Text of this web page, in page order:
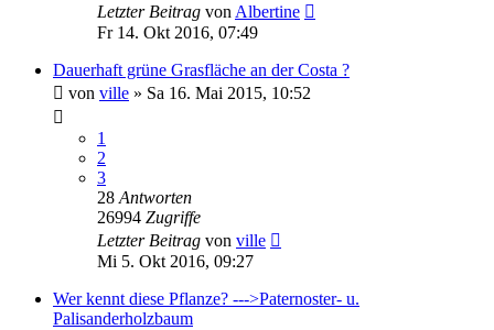
Letzter Beitrag von Albertine
Fr 14. Okt 2016, 07:49
Dauerhaft grüne Grasfläche an der Costa ?
von ville » Sa 16. Mai 2015, 10:52
1
2
3
28 Antworten
26994 Zugriffe
Letzter Beitrag von ville
Mi 5. Okt 2016, 09:27
Wer kennt diese Pflanze? --->Paternoster- u.
Palisanderholzbaum